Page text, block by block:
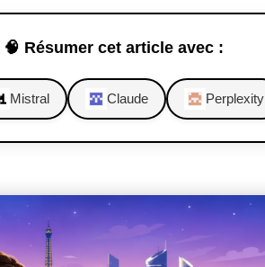
🧠 Résumer cet article avec :
Mistral Claude Perplexity